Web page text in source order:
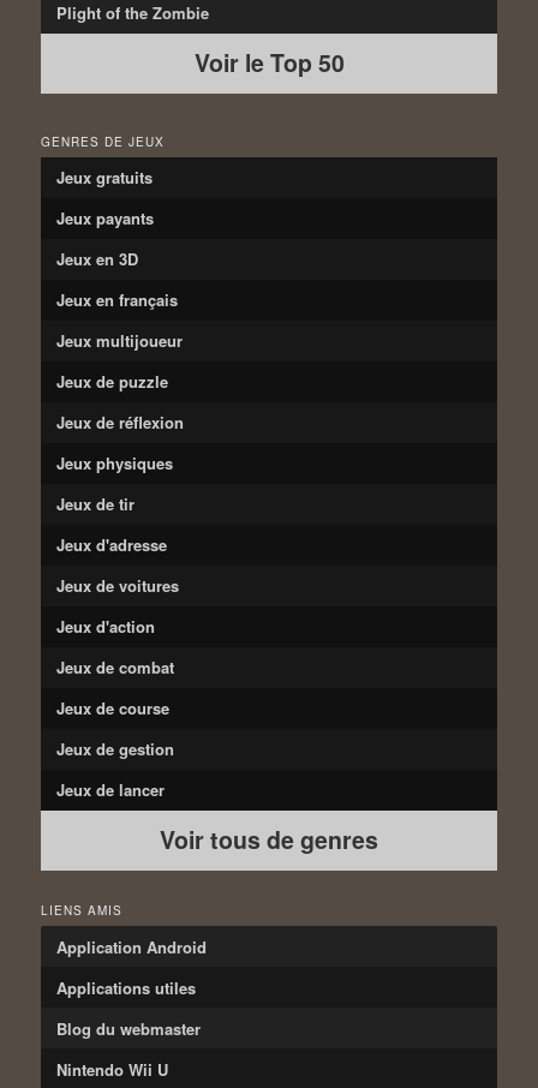
Plight of the Zombie
Voir le Top 50
GENRES DE JEUX
Jeux gratuits
Jeux payants
Jeux en 3D
Jeux en français
Jeux multijoueur
Jeux de puzzle
Jeux de réflexion
Jeux physiques
Jeux de tir
Jeux d'adresse
Jeux de voitures
Jeux d'action
Jeux de combat
Jeux de course
Jeux de gestion
Jeux de lancer
Voir tous de genres
LIENS AMIS
Application Android
Applications utiles
Blog du webmaster
Nintendo Wii U